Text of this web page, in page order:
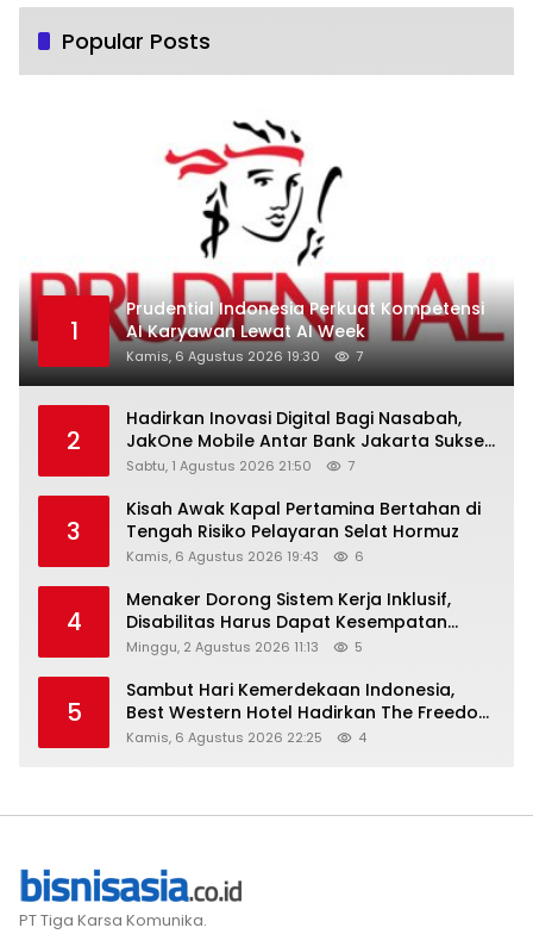
Popular Posts
1
Prudential Indonesia Perkuat Kompetensi
AI Karyawan Lewat AI Week
Kamis, 6 Agustus 2026 19:30 7
2
Hadirkan Inovasi Digital Bagi Nasabah,
JakOne Mobile Antar Bank Jakarta Sukses
Raih Digital Excellence Awards 2026
Sabtu, 1 Agustus 2026 21:50 7
3
Kisah Awak Kapal Pertamina Bertahan di
Tengah Risiko Pelayaran Selat Hormuz
Kamis, 6 Agustus 2026 19:43 6
4
Menaker Dorong Sistem Kerja Inklusif,
Disabilitas Harus Dapat Kesempatan
Setara
Minggu, 2 Agustus 2026 11:13 5
5
Sambut Hari Kemerdekaan Indonesia,
Best Western Hotel Hadirkan The Freedom
Stay Diskon Hingga 45%
Kamis, 6 Agustus 2026 22:25 4
PT Tiga Karsa Komunika.